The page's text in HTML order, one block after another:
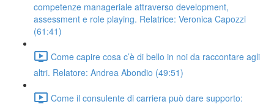
competenze manageriale attraverso development,
assessment e role playing. Relatrice: Veronica Capozzi
(61:41)
Come capire cosa c’è di bello in noi da raccontare agli
altri. Relatore: Andrea Abondio (49:51)
Come il consulente di carriera può dare supporto: